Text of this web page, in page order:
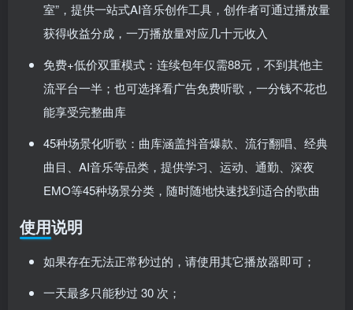
室”，提供一站式AI音乐创作工具，创作者可通过播放量
获得收益分成，一万播放量对应几十元收入
免费+低价双重模式：连续包年仅需88元，不到其他主
流平台一半；也可选择看广告免费听歌，一分钱不花也
能享受完整曲库
45种场景化听歌：曲库涵盖抖音爆款、流行翻唱、经典
曲目、AI音乐等品类，提供学习、运动、通勤、深夜
EMO等45种场景分类，随时随地快速找到适合的歌曲
使用说明
如果存在无法正常秒过的，请使用其它播放器即可；
一天最多只能秒过 30 次；